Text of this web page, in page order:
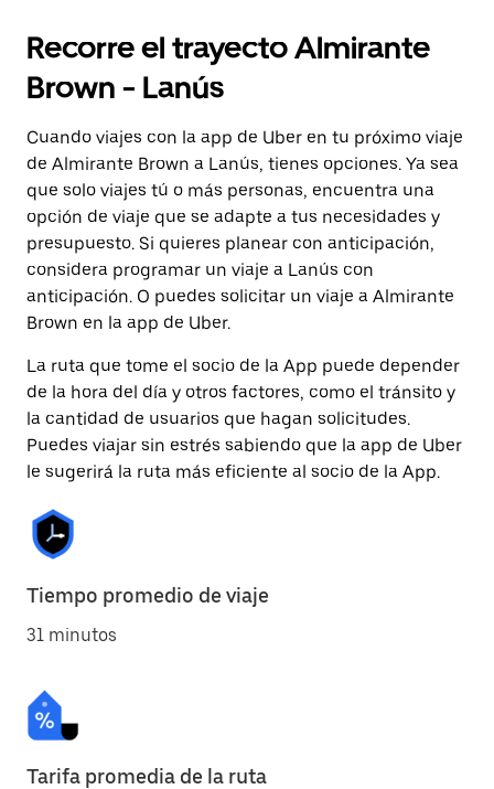
Recorre el trayecto Almirante
Brown - Lanús
Cuando viajes con la app de Uber en tu próximo viaje
de Almirante Brown a Lanús, tienes opciones. Ya sea
que solo viajes tú o más personas, encuentra una
opción de viaje que se adapte a tus necesidades y
presupuesto. Si quieres planear con anticipación,
considera programar un viaje a Lanús con
anticipación. O puedes solicitar un viaje a Almirante
Brown en la app de Uber.
La ruta que tome el socio de la App puede depender
de la hora del día y otros factores, como el tránsito y
la cantidad de usuarios que hagan solicitudes.
Puedes viajar sin estrés sabiendo que la app de Uber
le sugerirá la ruta más eficiente al socio de la App.
Tiempo promedio de viaje
31 minutos
Tarifa promedia de la ruta